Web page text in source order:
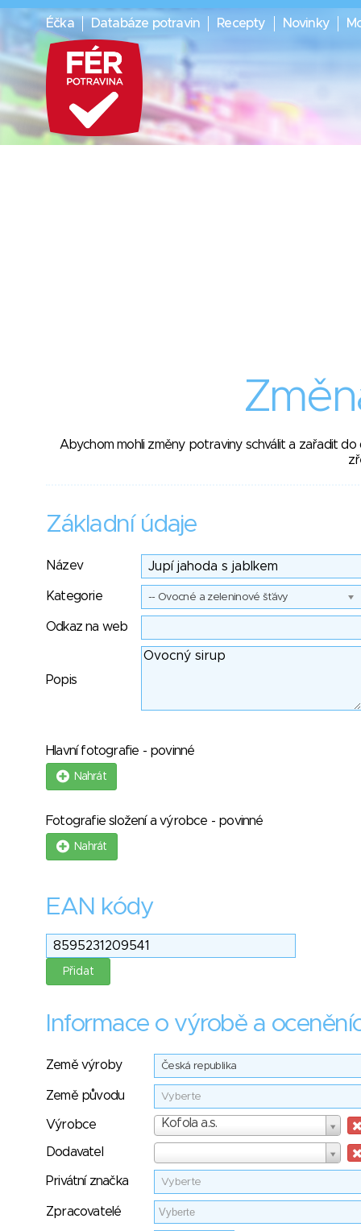
Éčka Databáze potravin Recepty Novinky
Abychom mohli změny potraviny schválit a zařadit
Základní údaje
Název
Kategorie -- Ovocné a zeleninové šťávy
Odkaz na web
Popis
Hlavní fotografie - povinné
Nahrát
Fotografie složení a výrobce - povinné
Nahrát
EAN kódy
Informace o výrobě a
Země výroby Česká republika
Země původu Vyberte
Výrobce Kofola a.s.
Výrobce
Dodavatel
Privátní značka Vyberte
Zpracovatelé